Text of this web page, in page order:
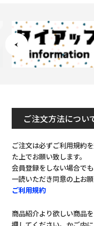
ご注文方法につい
ご注文は必ずご利用規約
た上でお願い致します。
会員登録をしない場合で
一読いただき同意の上お願
ご利用規約
商品紹介より欲しい商品